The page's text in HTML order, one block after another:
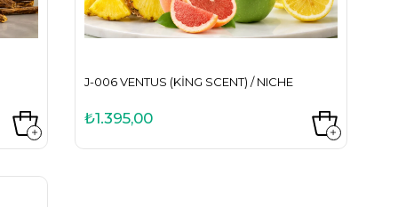
J-006 VENTUS (KING SCENT) / NICHE
₺1.395,00